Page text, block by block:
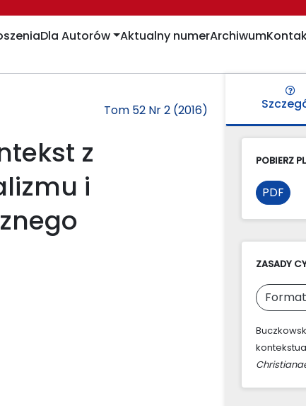
Dla Autorów Aktualny numerArchiwum
Tom 52 Nr 2 (2016)
z
i
POBIERZ
PDF
ZASADY